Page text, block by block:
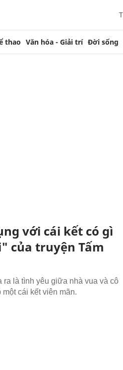
thao Văn hóa - Giải trí Đời sống
với cái kết có gì
của truyện Tấm
ra là tình yêu giữa nhà vua và cô
cái kết viên mãn.